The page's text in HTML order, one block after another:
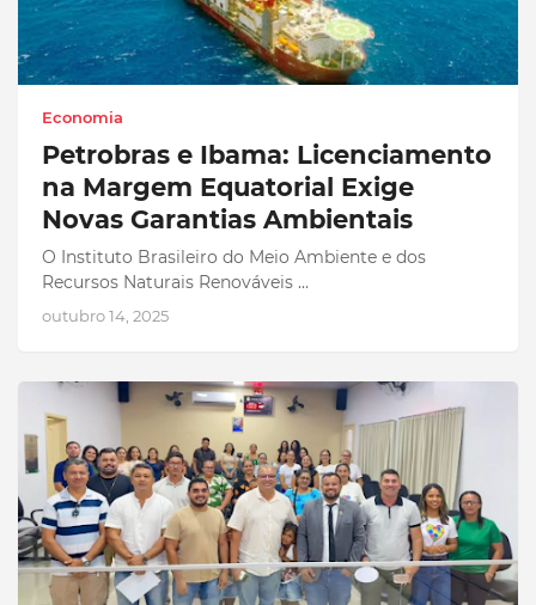
Economia
Petrobras e Ibama: Licenciamento
na Margem Equatorial Exige
Novas Garantias Ambientais
O Instituto Brasileiro do Meio Ambiente e dos
Recursos Naturais Renováveis …
outubro 14, 2025